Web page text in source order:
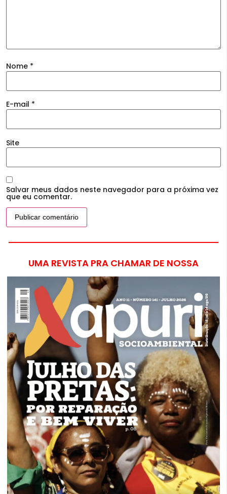
Nome *
E-mail *
Site
Salvar meus dados neste navegador para a próxima vez
que eu comentar.
UMA REVISTA PRA CHAMAR DE NOSSA